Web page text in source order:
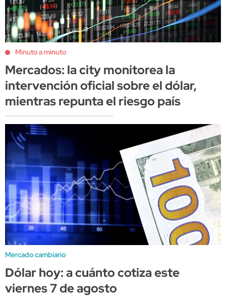
Minuto a minuto
Mercados: la city monitorea la
intervención oficial sobre el dólar,
mientras repunta el riesgo país
Mercado cambiario
Dólar hoy: a cuánto cotiza este
viernes 7 de agosto